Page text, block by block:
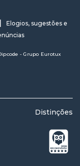
Elogios, sugestões e
- Grupo Eurotux
Distinções